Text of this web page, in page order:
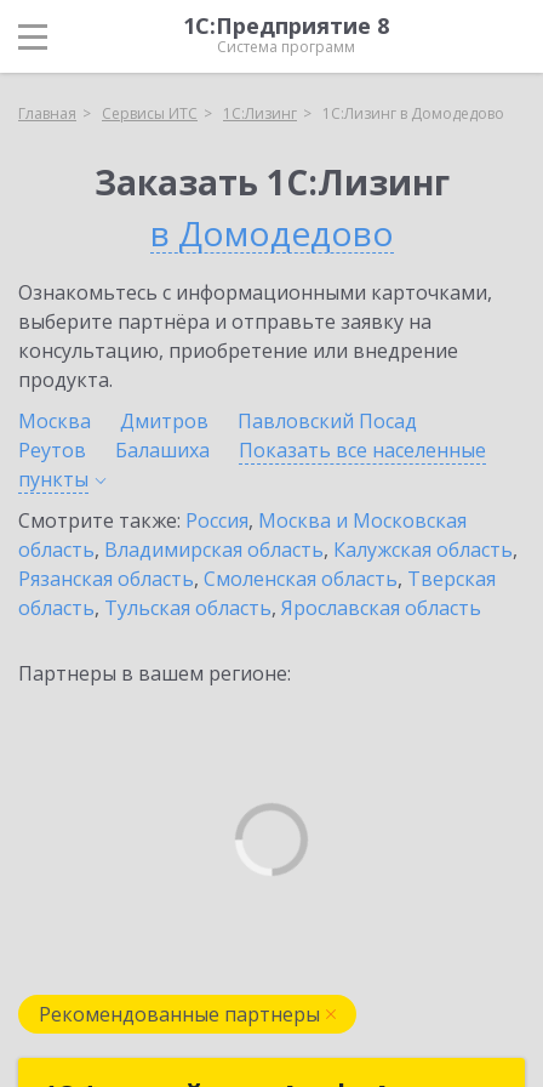
1С:Предприятие 8
Система программ
Главная Сервисы ИТС 1С:Лизинг 1С:Лизинг в Домодедово
Заказать 1С:Лизинг
в Домодедово
Ознакомьтесь с информационными карточками,
выберите партнёра и отправьте заявку на
консультацию, приобретение или внедрение
продукта.
Москва
Дмитров
Павловский Посад
Реутов
Балашиха
Показать все населенные
пункты
Смотрите также: Россия, Москва и Московская
область, Владимирская область, Калужская область,
Рязанская область, Смоленская область, Тверская
область, Тульская область, Ярославская область
Партнеры в вашем регионе:
Рекомендованные партнеры